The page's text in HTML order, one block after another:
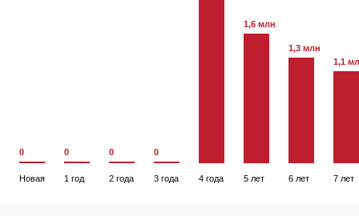
0
Новая
0
1 год
0
2 года
0
3 года 4 года
1,6 млн
5 лет
1,3 млн
6 лет
1,1
7 лет